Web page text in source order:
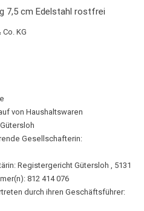
7,5 cm Edelstahl rostfrei
KG
von Haushaltswaren
Gesellschafterin:
Registergericht Gütersloh , 5131
812 414 076
durch ihren Geschäftsführer: